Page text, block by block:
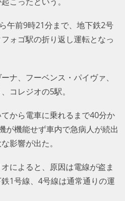
午前9時21分まで、地下鉄2号
ォゴ駅の折り返し運転となっ
ナ、フーベンス・パイヴァ、
コレジオの5駅。
から電車に乗れるまで40分か
が機能せず車内で急病人が続出
影響が出た。
によると、原因は電線が盗ま
1号線、4号線は通常通りの運